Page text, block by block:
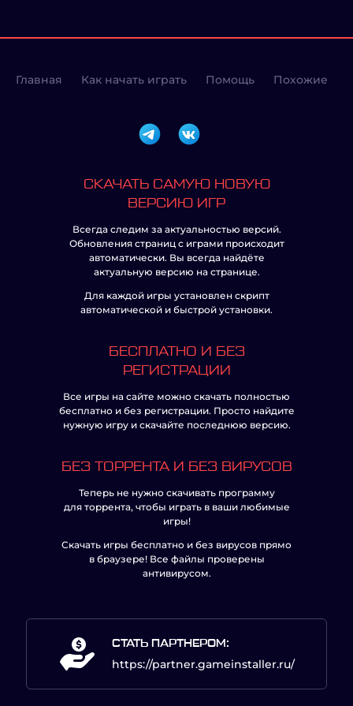
Главная Как начать играть Помощь Похожие
СКАЧАТЬ САМУЮ НОВУЮ
ВЕРСИЮ ИГР
Всегда следим за актуальностью версий.
Обновления страниц с играми происходит
автоматически. Вы всегда найдёте
актуальную версию на странице.
Для каждой игры установлен скрипт
автоматической и быстрой установки.
БЕСПЛАТНО И БЕЗ
РЕГИСТРАЦИИ
Все игры на сайте можно скачать полностью
бесплатно и без регистрации. Просто найдите
нужную игру и скачайте последнюю версию.
БЕЗ ТОРРЕНТА И БЕЗ ВИРУСОВ
Теперь не нужно скачивать программу
для торрента, чтобы играть в ваши любимые
игры!
Скачать игры бесплатно и без вирусов прямо
в браузере! Все файлы проверены
антивирусом.
СТАТЬ ПАРТНЕРОМ:
https://partner.gameinstaller.ru/